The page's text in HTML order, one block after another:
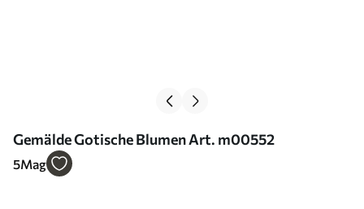
Gemälde Gotische Blumen Art. m00552
5Mag